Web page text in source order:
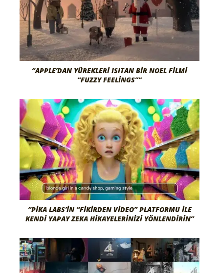
“APPLE’DAN YÜREKLERI ISITAN BIR NOEL FILMI
“FUZZY FEELINGS””
“PIKA LABS’IN “FIKIRDEN VIDEO” PLATFORMU ILE
KENDI YAPAY ZEKA HIKAYELERINIZI YÖNLENDIRIN”